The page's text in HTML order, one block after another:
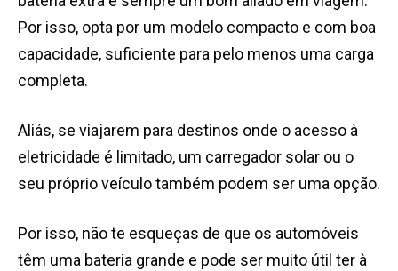
Por isso, opta por um modelo compacto e com boa
capacidade, suficiente para pelo menos uma carga
completa.
Aliás, se viajarem para destinos onde o acesso à
eletricidade é limitado, um carregador solar ou o
seu próprio veículo também podem ser uma opção.
Por isso, não te esqueças de que os automóveis
têm uma bateria grande e pode ser muito útil ter à